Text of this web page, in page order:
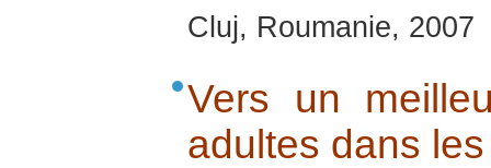
Cluj, Roumanie, 2007
Vers un
adultes dans